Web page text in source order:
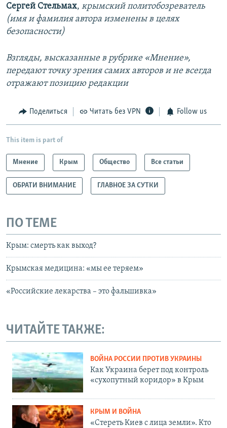
Сергей Стельмах, крымский политобозреватель
(имя и фамилия автора изменены в целях
безопасности)
Взгляды, высказанные в рубрике «Мнение»,
передают точку зрения самих авторов и не всегда
отражают позицию редакции
Поделиться Читать без VPN Follow us
This item is part of
Мнение Крым Общество Все статьи
ОБРАТИ ВНИМАНИЕ ГЛАВНОЕ ЗА СУТКИ
ПО ТЕМЕ
Крым: смерть как выход?
Крымская медицина: «мы ее теряем»
«Российские лекарства – это фальшивка»
ЧИТАЙТЕ ТАКЖЕ:
ВОЙНА РОССИИ ПРОТИВ УКРАИНЫ
Как Украина берет под контроль
«сухопутный коридор» в Крым
КРЫМ И ВОЙНА
«Стереть Киев с лица земли». Кто